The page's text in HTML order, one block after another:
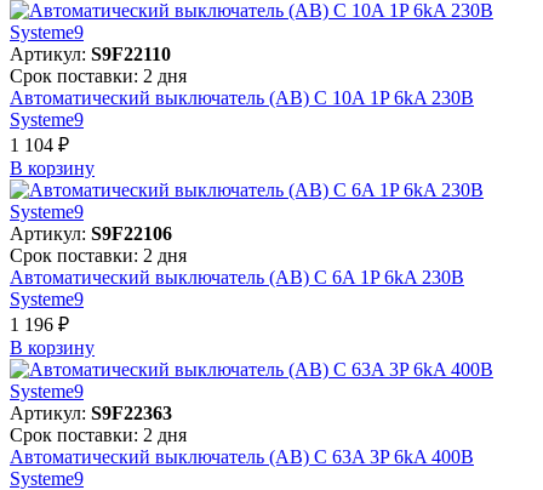
Артикул: S9F22110
Срок поставки: 2 дня
Автоматический выключатель (АВ) C 10A 1P 6kA 230В
Systeme9
1 104 ₽
В корзинy
Артикул: S9F22106
Срок поставки: 2 дня
Автоматический выключатель (АВ) C 6A 1P 6kA 230В
Systeme9
1 196 ₽
В корзинy
Артикул: S9F22363
Срок поставки: 2 дня
Автоматический выключатель (АВ) C 63A 3P 6kA 400В
Systeme9